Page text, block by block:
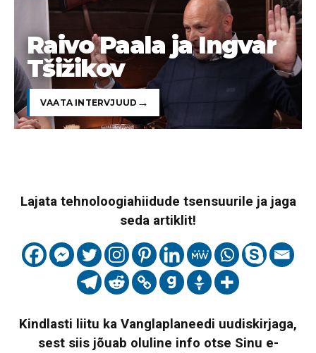
Raivo Paala ja Ingvar
Tšižikov
VAATA INTERVJUUD
Lajata tehnoloogiahiidude tsensuurile ja jaga
seda artiklit!
Kindlasti liitu ka Vanglaplaneedi uudiskirjaga,
sest siis jõuab oluline info otse Sinu e-